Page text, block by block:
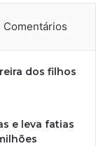
Comentários
dos filhos
e leva fatias